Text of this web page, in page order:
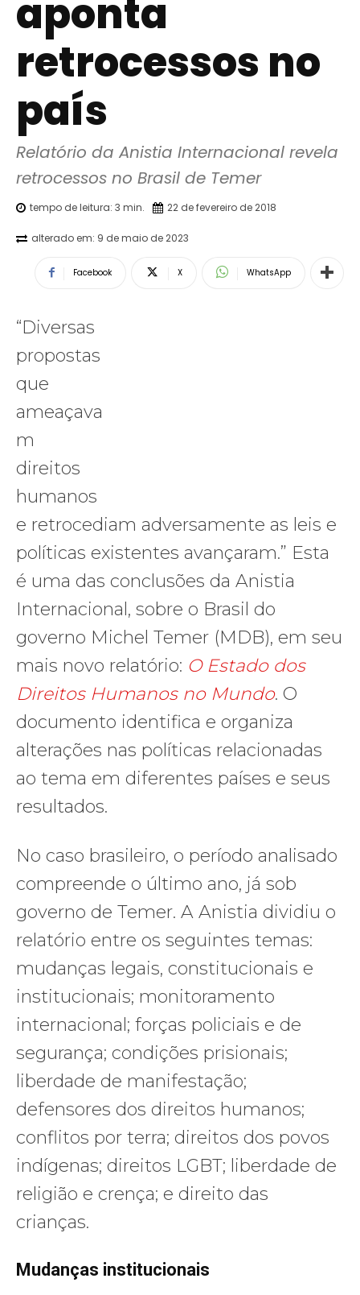
aponta
retrocessos no
país
Relatório da Anistia Internacional revela
retrocessos no Brasil de Temer
tempo de leitura: 3 min. 22 de fevereiro de 2018
alterado em: 9 de maio de 2023
Facebook X WhatsApp
“Diversas
propostas
que
ameaçava
m
direitos
humanos
e retrocediam adversamente as leis e
políticas existentes avançaram.” Esta
é uma das conclusões da Anistia
Internacional, sobre o Brasil do
governo Michel Temer (MDB), em seu
mais novo relatório: O Estado dos
Direitos Humanos no Mundo. O
documento identifica e organiza
alterações nas políticas relacionadas
ao tema em diferentes países e seus
resultados.
No caso brasileiro, o período analisado
compreende o último ano, já sob
governo de Temer. A Anistia dividiu o
relatório entre os seguintes temas:
mudanças legais, constitucionais e
institucionais; monitoramento
internacional; forças policiais e de
segurança; condições prisionais;
liberdade de manifestação;
defensores dos direitos humanos;
conflitos por terra; direitos dos povos
indígenas; direitos LGBT; liberdade de
religião e crença; e direito das
crianças.
Mudanças institucionais